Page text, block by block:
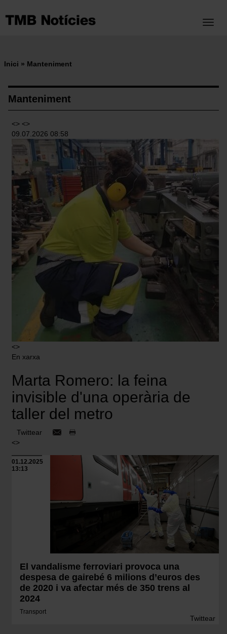
contingut
d'ariadna
Inici Manteniment
Manteniment
<> <>
09.07.2026 08:58
<>
En xarxa
Marta Romero: la feina
invisible d'una operària de
taller del metro
Twittear
<>
01.12.2025
13:13
El vandalisme ferroviari provoca una
despesa de gairebé 6 milions d’euros des
de 2020 i va afectar més de 350 trens al
2024
Transport
Twittear